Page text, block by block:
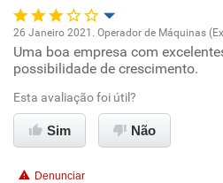
Oportunidade de promoção
Ambiente de trabalho
Conciliação com a vida familiar
26 Janeiro 2021. Operador de Máquinas
Uma boa empresa com
possibilidade de crescimento.
Esta avaliação foi útil?
Sim Não
Denunciar